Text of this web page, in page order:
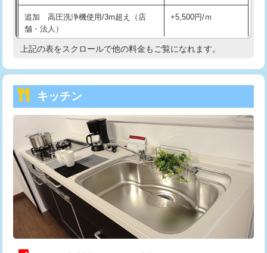
持込商品取付（浄水器・分岐水栓） 16,500円
持込商品取付（温水洗浄便座） 22,000円
持込商品取付（普通便座⇔温水洗浄便
22,000円
給水管工事※（ホール加工)
給水管工事※（バンド止め) 3,300円
給水管工事※（支持金具設置) 5,500円
給水管工事※（保温材使用（バンド止
め込み）)
5,500円
給水管工事※（土の掘削・埋め戻し作
11,000円
給水管工事※（塩ビ管（VP・HI）使
追加 高圧洗浄機使用/3m超え（店
舗・法人）
+5,500円/ｍ
高度高圧洗浄換 現地調査
トーラー機使用/3mまで
追加トーラー機使用/3m超え +3,300円
カメラ調査 33,000円
桝清掃 8,800円
止水・漏水調査・防水処理・清掃・修
理・調整・分解・加工など（軽作業）
11,000円
止水・漏水調査・防水処理・清掃・修
理・調整・分解・加工など（中作業）
22,000円
上記の表をスクロールで他の料金もご覧になれます。
キッチン